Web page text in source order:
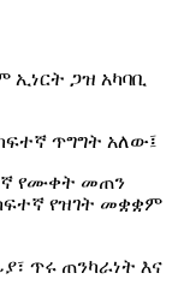
ኢነርት ጋዝ አካባቢ
ከፍተኛ ጥግግት አለው፤
የሙቀት መጠን
የዝገት መቋቋም
ጥሩ ጠንካራነት እና